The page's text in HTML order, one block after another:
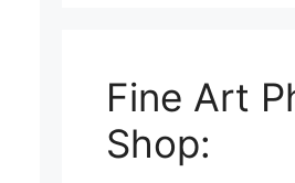
Fine Art
Shop: